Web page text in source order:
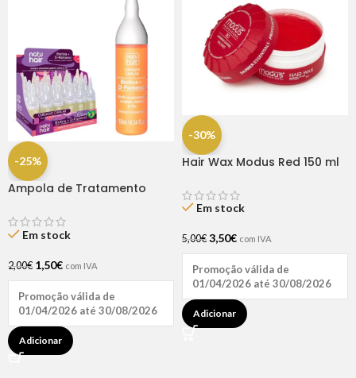
-25%
Ampola de Tratamento
Hair (1 UNIDADE)
Em stock
2,00€ 1,50€ com IVA
Promoção válida de
01/04/2026 até 30/08/2026
Adicionar
-30%
Hair Wax Modus Red 150 ml
Em stock
5,00€ 3,50€ com IVA
Promoção válida de
01/04/2026 até 30/08/2026
Adicionar